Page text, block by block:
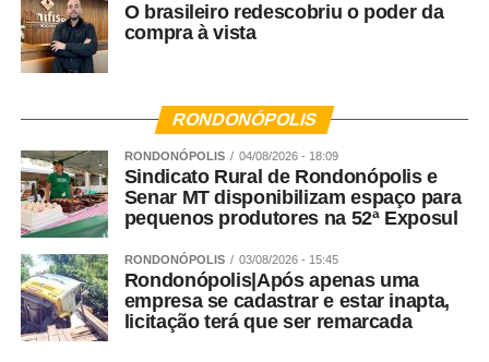
O brasileiro redescobriu o poder da
compra à vista
RONDONÓPOLIS
RONDONÓPOLIS 04/08/2026 - 18:09
Sindicato Rural de Rondonópolis e
Senar MT disponibilizam espaço para
pequenos produtores na 52ª Exposul
RONDONÓPOLIS 03/08/2026 - 15:45
Rondonópolis|Após apenas uma
empresa se cadastrar e estar inapta,
licitação terá que ser remarcada